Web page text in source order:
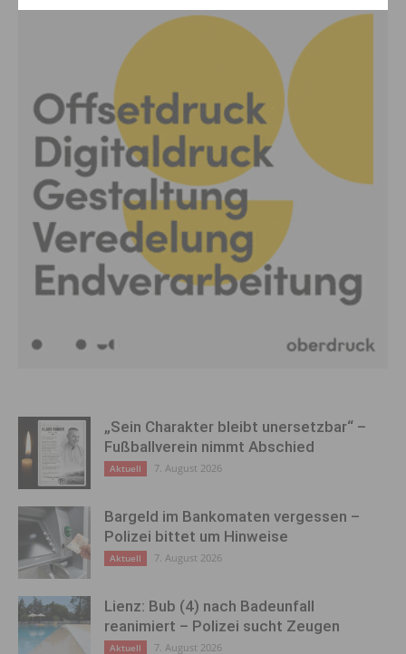
„Sein Charakter bleibt unersetzbar“ –
Fußballverein nimmt Abschied
Aktuell 7. August 2026
Bargeld im Bankomaten vergessen –
Polizei bittet um Hinweise
Aktuell 7. August 2026
Lienz: Bub (4) nach Badeunfall
reanimiert – Polizei sucht Zeugen
Aktuell 7. August 2026